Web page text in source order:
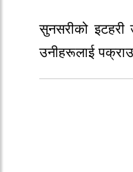
सुनसरीको इटहरी
उनीहरूलाई